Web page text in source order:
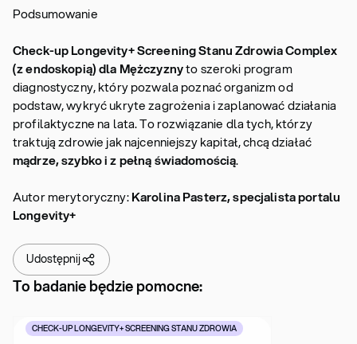
Podsumowanie
Check-up Longevity+ Screening Stanu Zdrowia Complex
(z endoskopią) dla Mężczyznyto szeroki program
diagnostyczny, który pozwala poznać organizm od
podstaw, wykryć ukryte zagrożenia i zaplanować działania
profilaktyczne na lata. To rozwiązanie dla tych, którzy
traktują zdrowie jak najcenniejszy kapitał, chcą działać
mądrze, szybko i z pełną świadomością.
Autor merytoryczny:Karolina Pasterz, specjalista portalu
Longevity+
Udostępnij
To badanie będzie pomocne:
CHECK-UP LONGEVITY+ SCREENING STANU ZDROWIA